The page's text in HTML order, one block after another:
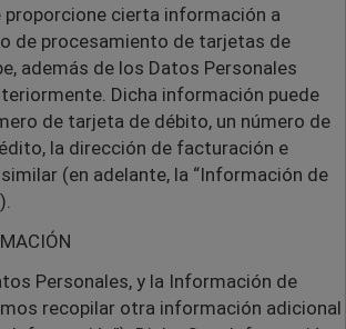
proporcione cierta información a
de procesamiento de tarjetas de
además de los Datos Personales
Dicha información puede
de tarjeta de débito, un número de
la dirección de facturación e
(en adelante, la “Información de
Personales, y la Información de
recopilar otra información adicional